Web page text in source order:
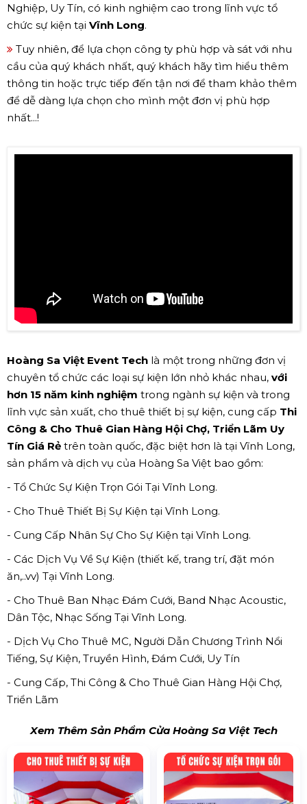
Nghiệp, Uy Tín, có kinh nghiệm cao trong lĩnh vực tổ
chức sự kiện tại Vĩnh Long.
Tuy nhiên, để lựa chọn công ty phù hợp và sát với nhu
cầu của quý khách nhất, quý khách hãy tìm hiểu thêm
thông tin hoặc trực tiếp đến tận nơi để tham khảo thêm
để dễ dàng lựa chọn cho mình một đơn vị phù hợp
nhất...!
Hoàng Sa Việt Event Tech là một trong những đơn vị
chuyên tổ chức các loại sự kiện lớn nhỏ khác nhau, với
hơn 15 năm kinh nghiệm trong ngành sự kiện và trong
lĩnh vực sản xuất, cho thuê thiết bị sự kiện, cung cấp Thi
Công & Cho Thuê Gian Hàng Hội Chợ, Triển Lãm Uy
Tín Giá Rẻ trên toàn quốc, đặc biệt hơn là tại Vĩnh Long,
sản phẩm và dịch vụ của Hoàng Sa Việt bao gồm:
- Tổ Chức Sự Kiện Trọn Gói Tại Vĩnh Long.
- Cho Thuê Thiết Bị Sự Kiện tại Vĩnh Long.
- Cung Cấp Nhân Sự Cho Sự Kiện tại Vĩnh Long.
- Các Dịch Vụ Về Sự Kiện (thiết kế, trang trí, đặt món
ăn,..vv) Tại Vĩnh Long.
- Cho Thuê Ban Nhạc Đám Cưới, Band Nhạc Acoustic,
Dân Tộc, Nhạc Sống Tại Vĩnh Long.
- Dịch Vụ Cho Thuê MC, Người Dẫn Chương Trình Nổi
Tiếng, Sự Kiện, Truyền Hình, Đám Cưới, Uy Tín
- Cung Cấp, Thi Công & Cho Thuê Gian Hàng Hội Chợ,
Triển Lãm
Xem Thêm Sản Phẩm Cửa Hoàng Sa Việt Tech